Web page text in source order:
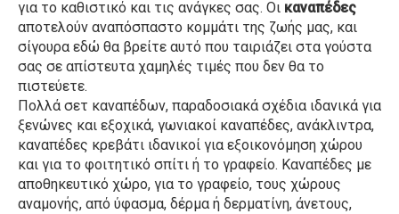
για το καθιστικό και τις ανάγκες σας. Οι καναπέδες
αποτελούν αναπόσπαστο κομμάτι της ζωής μας, και
σίγουρα εδώ θα βρείτε αυτό που ταιριάζει στα γούστα
σας σε απίστευτα χαμηλές τιμές που δεν θα το
πιστεύετε.
Πολλά σετ καναπέδων, παραδοσιακά σχέδια ιδανικά για
ξενώνες και εξοχικά, γωνιακοί καναπέδες, ανάκλιντρα,
καναπέδες κρεβάτι ιδανικοί για εξοικονόμηση χώρου
και για το φοιτητικό σπίτι ή το γραφείο. Καναπέδες με
αποθηκευτικό χώρο, για το γραφείο, τους χώρους
αναμονής, από ύφασμα, δέρμα ή δερματίνη, άνετους,